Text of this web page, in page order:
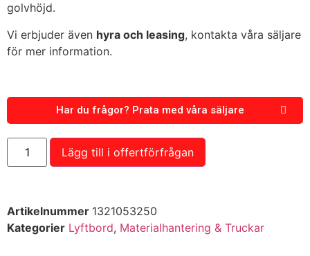
golvhöjd.
Vi erbjuder även hyra och leasing, kontakta våra säljare
för mer information.
Har du frågor? Prata med våra säljare
Lägg till i offertförfrågan
Artikelnummer 1321053250
Kategorier Lyftbord, Materialhantering & Truckar